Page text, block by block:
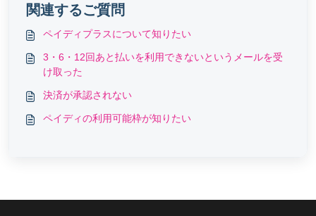
関連するご質問
ペイディプラスについて知りたい
3・6・12回あと払いを利用できないというメールを受
け取った
決済が承認されない
ペイディの利用可能枠が知りたい